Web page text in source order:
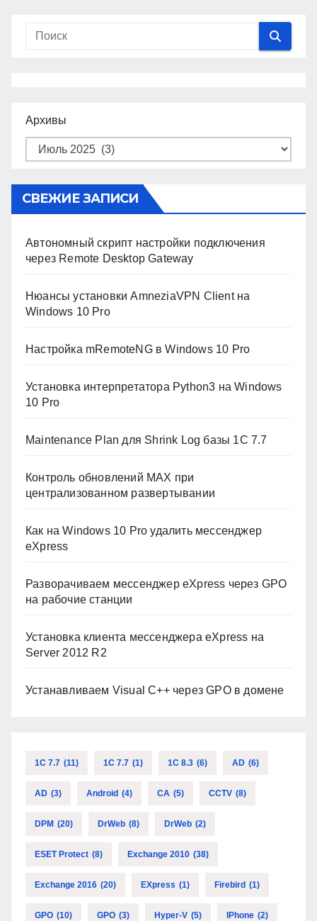
Архивы
СВЕЖИЕ ЗАПИСИ
Автономный скрипт настройки подключения
через Remote Desktop Gateway
Нюансы установки AmneziaVPN Client на
Windows 10 Pro
Настройка mRemoteNG в Windows 10 Pro
Установка интерпретатора Python3 на Windows
10 Pro
Maintenance Plan для Shrink Log базы 1C 7.7
Контроль обновлений MAX при
централизованном развертывании
Как на Windows 10 Pro удалить мессенджер
eXpress
Разворачиваем мессенджер eXpress через GPO
на рабочие станции
Установка клиента мессенджера eXpress на
Server 2012 R2
Устанавливаем Visual C++ через GPO в домене
1C 7.7 (11) 1C 7.7 (1) 1C 8.3 (6) AD (6)
AD (3) Android (4) CA (5) CCTV (8)
DPM (20) DrWeb (8) DrWeb (2)
ESET Protect (8) Exchange 2010 (38)
Exchange 2016 (20) EXpress (1) Firebird (1)
GPO (10) GPO (3) Hyper-V (5) IPhone (2)